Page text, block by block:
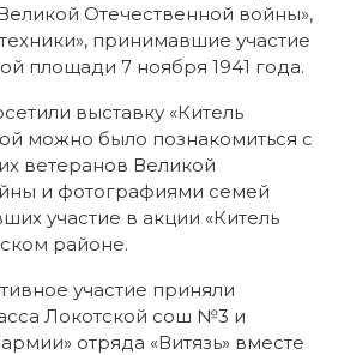
Отечественной войны»,
принимавшие участие
площади 7 ноября 1941 года.
выставку «Китель
можно было познакомиться с
ветеранов Великой
и фотографиями семей
участие в акции «Китель
районе.
участие приняли
Локотской сош №3 и
отряда «Витязь» вместе